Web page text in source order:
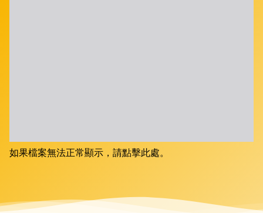
如果檔案無法正常顯示，請點擊此處。